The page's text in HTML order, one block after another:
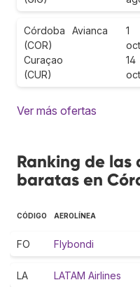
Córdoba
(COR)
Curaçao
(CUR)
Avianca
1
14
Ver más ofertas
Ranking de las
baratas en
CÓDIGO AEROLÍNEA
FO Flybondi
LA LATAM Airlines